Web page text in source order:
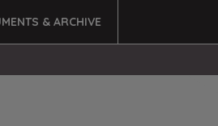
& ARCHIVE